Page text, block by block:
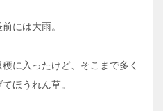
には大雨。
に入ったけど、そこまで多く
ほうれん草。